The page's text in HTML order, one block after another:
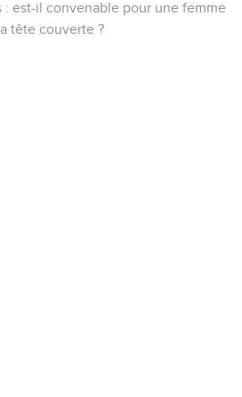
: est-il convenable pour une femme
tête couverte ?